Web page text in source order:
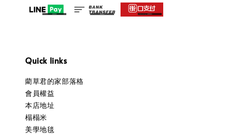
Quick links
藺草君的家部落格
會員權益
本店地址
榻榻米
美學地毯